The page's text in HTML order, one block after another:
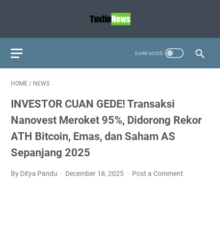
HOME / NEWS
INVESTOR CUAN GEDE! Transaksi
Nanovest Meroket 95%, Didorong Rekor
ATH Bitcoin, Emas, dan Saham AS
Sepanjang 2025
By Ditya Pandu December 18, 2025 Post a Comment